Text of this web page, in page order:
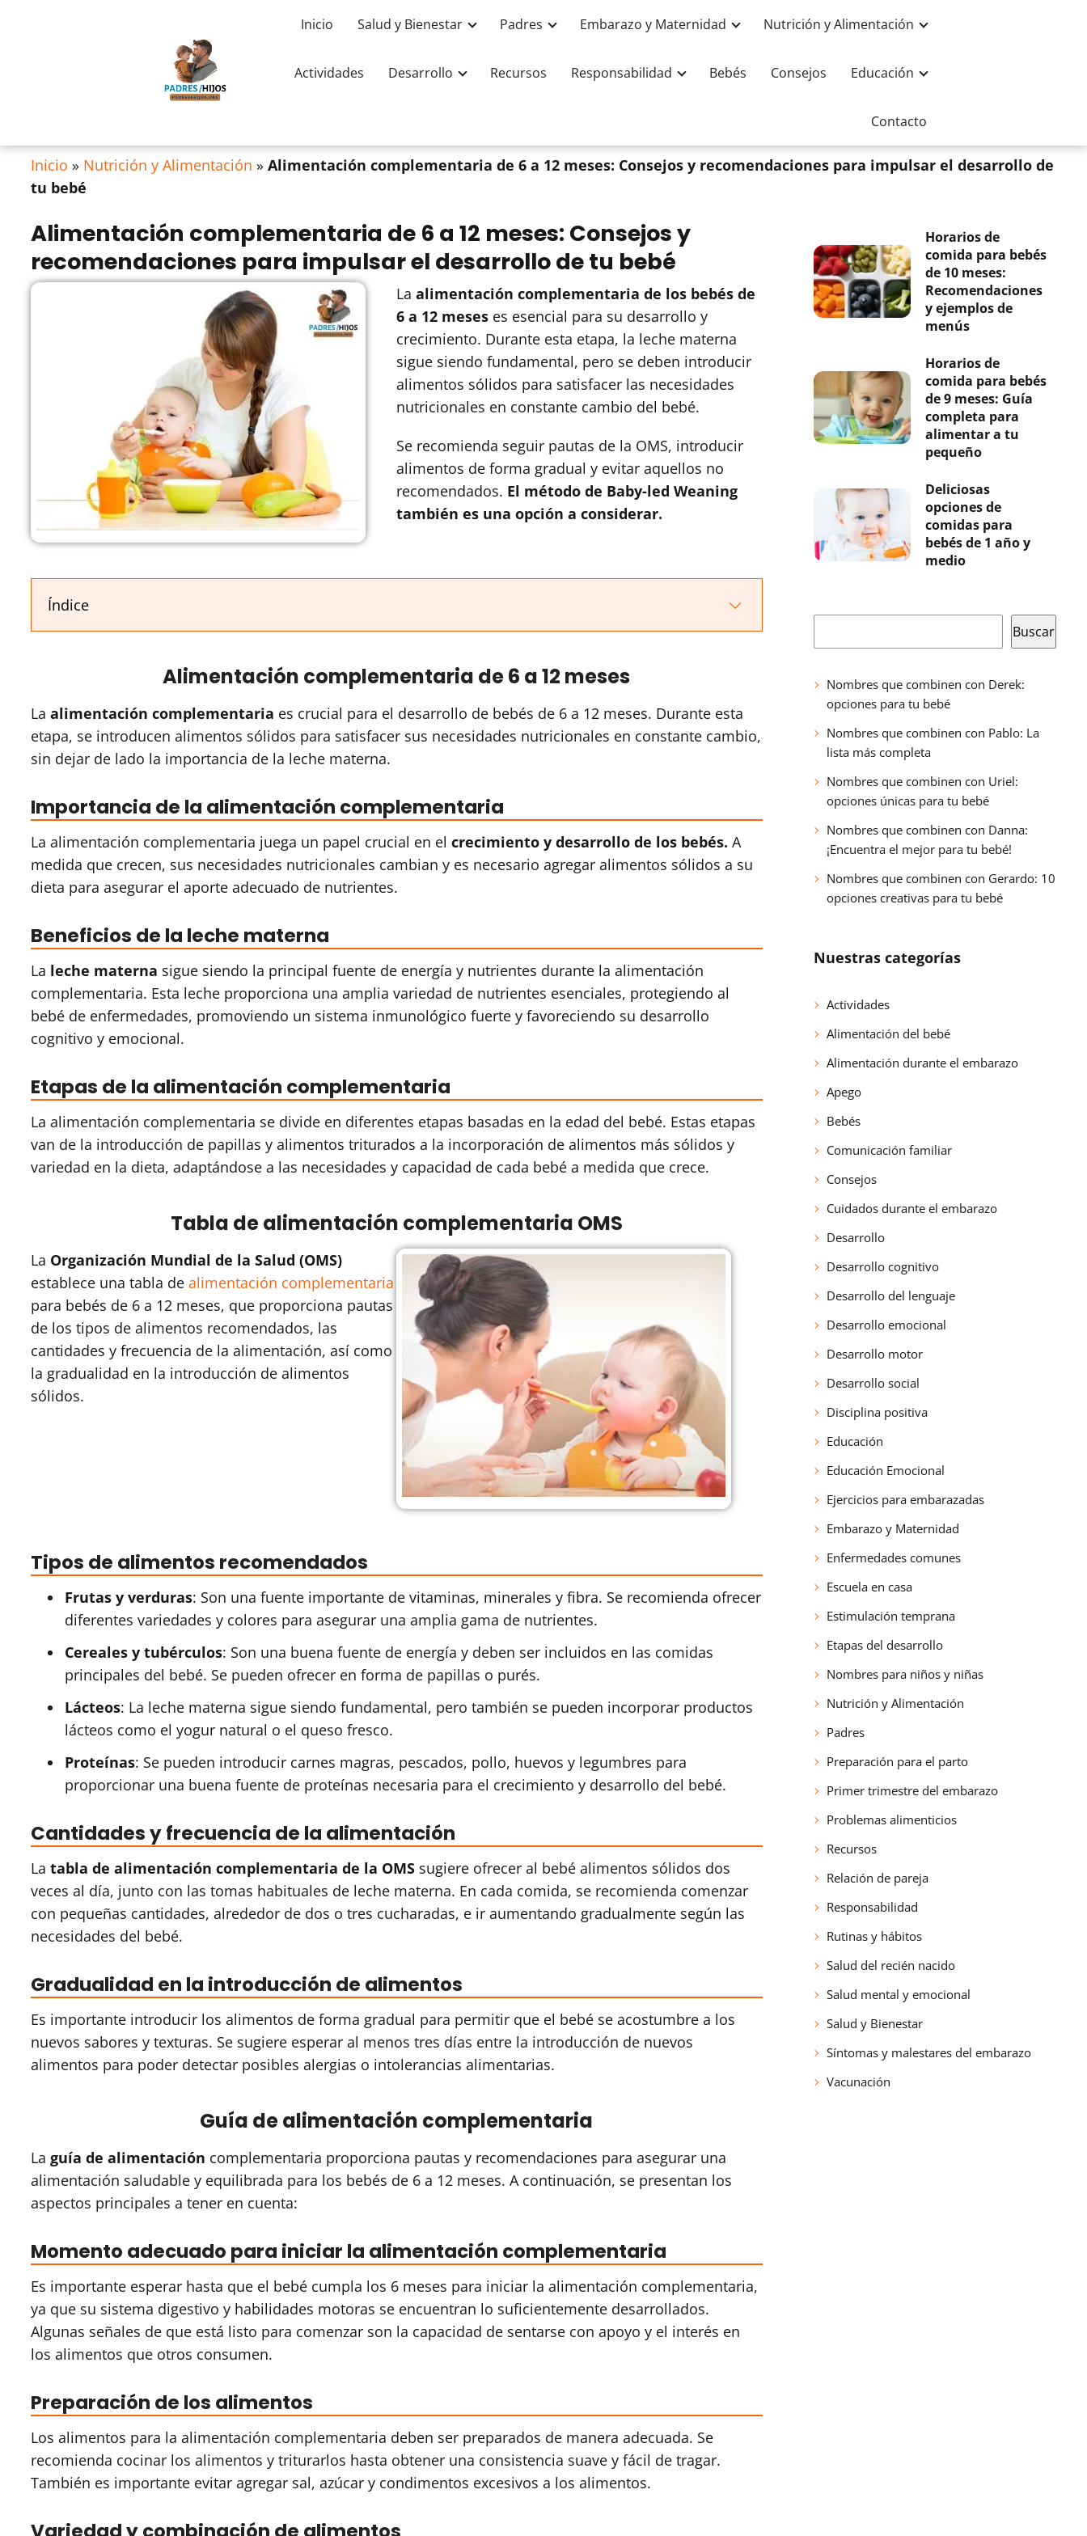
Inicio Salud y Bienestar Padres Embarazo y Maternidad Nutrición y Alimentación
Actividades Desarrollo Recursos Responsabilidad Bebés Consejos Educación
Contacto
Inicio » Nutrición y Alimentación » Alimentación complementaria de 6 a 12 meses: Consejos y recomendaciones para impulsar el desarrollo de
tu bebé
Alimentación complementaria de 6 a 12 meses: Consejos y
recomendaciones para impulsar el desarrollo de tu bebé
Laalimentación complementaria de los bebés de
6 a 12 meses es esencial para su desarrollo y
crecimiento. Durante esta etapa, la leche materna
sigue siendo fundamental, pero se deben introducir
alimentos sólidos para satisfacer las necesidades
nutricionales en constante cambio del bebé.
Se recomienda seguir pautas de la OMS, introducir
alimentos de forma gradual y evitar aquellos no
recomendados. El método de Baby-led Weaning
también es una opción a considerar.
Índice
Alimentación complementaria de 6 a 12 meses
La alimentación complementaria es crucial para el desarrollo de bebés de 6 a 12 meses. Durante esta
etapa, se introducen alimentos sólidos para satisfacer sus necesidades nutricionales en constante cambio,
sin dejar de lado la importancia de la leche materna.
Importancia de la alimentación complementaria
La alimentación complementaria juega un papel crucial en el crecimiento y desarrollo de los bebés. A
medida que crecen, sus necesidades nutricionales cambian y es necesario agregar alimentos sólidos a su
dieta para asegurar el aporte adecuado de nutrientes.
Beneficios de la leche materna
La leche materna sigue siendo la principal fuente de energía y nutrientes durante la alimentación
complementaria. Esta leche proporciona una amplia variedad de nutrientes esenciales, protegiendo al
bebé de enfermedades, promoviendo un sistema inmunológico fuerte y favoreciendo su desarrollo
cognitivo y emocional.
Etapas de la alimentación complementaria
La alimentación complementaria se divide en diferentes etapas basadas en la edad del bebé. Estas etapas
van de la introducción de papillas y alimentos triturados a la incorporación de alimentos más sólidos y
variedad en la dieta, adaptándose a las necesidades y capacidad de cada bebé a medida que crece.
Tabla de alimentación complementaria OMS
La Organización Mundial de la Salud (OMS)
establece una tabla de alimentación complementaria
para bebés de 6 a 12 meses, que proporciona pautas
de los tipos de alimentos recomendados, las
cantidades y frecuencia de la alimentación, así como
la gradualidad en la introducción de alimentos
sólidos.
Tipos de alimentos recomendados
Frutas y verduras: Son una fuente importante de vitaminas, minerales y fibra. Se recomienda ofrecer
diferentes variedades y colores para asegurar una amplia gama de nutrientes.
Cereales y tubérculos: Son una buena fuente de energía y deben ser incluidos en las comidas
principales del bebé. Se pueden ofrecer en forma de papillas o purés.
Lácteos: La leche materna sigue siendo fundamental, pero también se pueden incorporar productos
lácteos como el yogur natural o el queso fresco.
Proteínas: Se pueden introducir carnes magras, pescados, pollo, huevos y legumbres para
proporcionar una buena fuente de proteínas necesaria para el crecimiento y desarrollo del bebé.
Cantidades y frecuencia de la alimentación
La tabla de alimentación complementaria de la OMS sugiere ofrecer al bebé alimentos sólidos dos
veces al día, junto con las tomas habituales de leche materna. En cada comida, se recomienda comenzar
con pequeñas cantidades, alrededor de dos o tres cucharadas, e ir aumentando gradualmente según las
necesidades del bebé.
Gradualidad en la introducción de alimentos
Es importante introducir los alimentos de forma gradual para permitir que el bebé se acostumbre a los
nuevos sabores y texturas. Se sugiere esperar al menos tres días entre la introducción de nuevos
alimentos para poder detectar posibles alergias o intolerancias alimentarias.
Guía de alimentación complementaria
La guía de alimentación complementaria proporciona pautas y recomendaciones para asegurar una
alimentación saludable y equilibrada para los bebés de 6 a 12 meses. A continuación, se presentan los
aspectos principales a tener en cuenta:
Momento adecuado para iniciar la alimentación complementaria
Es importante esperar hasta que el bebé cumpla los 6 meses para iniciar la alimentación complementaria,
ya que su sistema digestivo y habilidades motoras se encuentran lo suficientemente desarrollados.
Algunas señales de que está listo para comenzar son la capacidad de sentarse con apoyo y el interés en
los alimentos que otros consumen.
Preparación de los alimentos
Los alimentos para la alimentación complementaria deben ser preparados de manera adecuada. Se
recomienda cocinar los alimentos y triturarlos hasta obtener una consistencia suave y fácil de tragar.
También es importante evitar agregar sal, azúcar y condimentos excesivos a los alimentos.
Horarios de
comida para bebés
de 10 meses:
Recomendaciones
y ejemplos de
menús
Horarios de
comida para bebés
de 9 meses: Guía
completa para
alimentar a tu
pequeño
Deliciosas
opciones de
comidas para
bebés de 1 año y
medio
Buscar
Nombres que combinen con Derek:
opciones para tu bebé
Nombres que combinen con Pablo: La
lista más completa
Nombres que combinen con Uriel:
opciones únicas para tu bebé
Nombres que combinen con Danna:
¡Encuentra el mejor para tu bebé!
Nombres que combinen con Gerardo: 10
opciones creativas para tu bebé
Nuestras categorías
Actividades
Alimentación del bebé
Alimentación durante el embarazo
Apego
Bebés
Comunicación familiar
Consejos
Cuidados durante el embarazo
Desarrollo
Desarrollo cognitivo
Desarrollo del lenguaje
Desarrollo emocional
Desarrollo motor
Desarrollo social
Disciplina positiva
Educación
Educación Emocional
Ejercicios para embarazadas
Embarazo y Maternidad
Enfermedades comunes
Escuela en casa
Estimulación temprana
Etapas del desarrollo
Nombres para niños y niñas
Nutrición y Alimentación
Padres
Preparación para el parto
Primer trimestre del embarazo
Problemas alimenticios
Recursos
Relación de pareja
Responsabilidad
Rutinas y hábitos
Salud del recién nacido
Salud mental y emocional
Salud y Bienestar
Síntomas y malestares del embarazo
Vacunación